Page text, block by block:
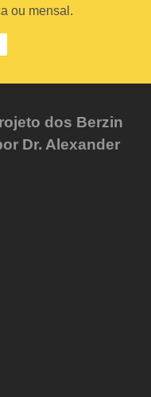
ou mensal.
dos Berzin
Dr. Alexander